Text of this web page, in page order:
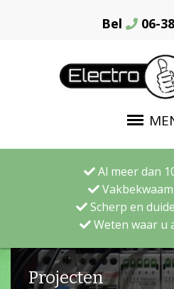
Bel 06-
Al meer dan
Scherp en
Weten waar u
Projecten